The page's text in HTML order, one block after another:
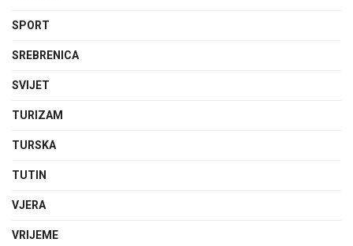
SPORT
SREBRENICA
SVIJET
TURIZAM
TURSKA
TUTIN
VJERA
VRIJEME